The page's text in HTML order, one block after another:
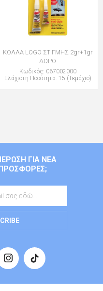
ΚΟΛΛΑ LOGO ΣΤΙΓΜΗΣ 2gr+1gr
ΔΩΡΟ
Κωδικός: 067002000
Ελάχιστη Ποσότητα: 15 (Τεμάχιο)
ΓΙΑ ΝΈΑ